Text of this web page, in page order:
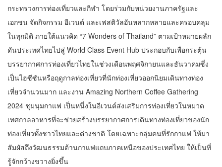
กระทรวงการท่องเที่ยวและกีฬา โดยร่วมกับหน่วยงานภาครัฐและ
เอกชน จัดกิจกรรม อีเวนต์ และเฟสติวัลอันหลากหลายและครอบคลุม
ในทุกมิติ ภายใต้แนวคิด “7 Wonders of Thailand” ตามเป้าหมายผลัก
ดันประเทศไทยไปสู่ World Class Event Hub ประกอบกับเพื่อกระตุ้น
บรรยากาศการท่องเที่ยวไทยในช่วงเดือนพฤศจิกายนและธันวาคมซึ่ง
เป็นไฮซีซันหรือฤดูกาลท่องเที่ยวที่นักท่องเที่ยวออกนิยมเดินทางท่อง
เที่ยวจำนวนมาก และงาน Amazing Northern Coffee Gathering
2024 ชุมนุมกาแฟ เป็นหนึ่งในอีเวนต์ส่งเสริมการท่องเที่ยวในหมวด
เทศกาลอาหารที่จะช่วยสร้างบรรยากาศการเดินทางท่องเที่ยวของนัก
ท่องเที่ยวทั้งชาวไทยและต่างชาติ โดยเฉพาะกลุ่มคนที่รักกาแฟ ให้มา
สัมผัสถึงวัฒนธรรมด้านกาแฟแถบภาคเหนือของประเทศไทย ให้เป็นที่
รู้จักกว้างขวางยิ่งขึ้น